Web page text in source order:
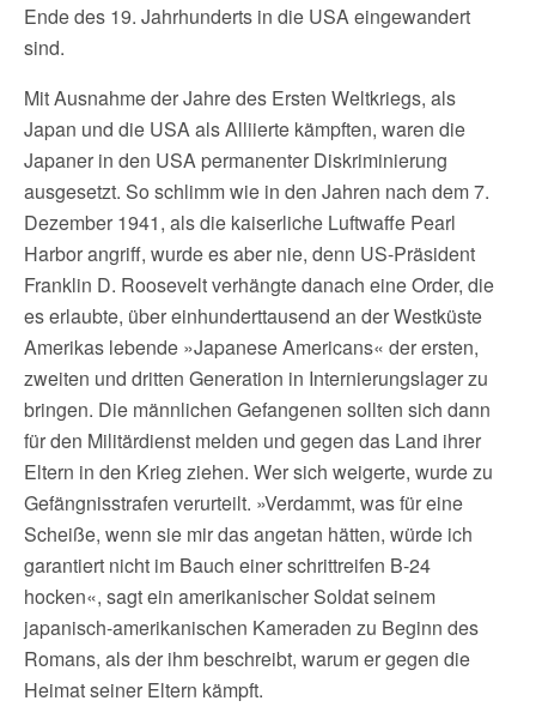
Ende des 19. Jahrhunderts in die USA eingewandert
sind.
Mit Ausnahme der Jahre des Ersten Weltkriegs, als
Japan und die USA als Alliierte kämpften, waren die
Japaner in den USA permanenter Diskriminierung
ausgesetzt. So schlimm wie in den Jahren nach dem 7.
Dezember 1941, als die kaiserliche Luftwaffe Pearl
Harbor angriff, wurde es aber nie, denn US-Präsident
Franklin D. Roosevelt verhängte danach eine Order, die
es erlaubte, über einhunderttausend an der Westküste
Amerikas lebende »Japanese Americans« der ersten,
zweiten und dritten Generation in Internierungslager zu
bringen. Die männlichen Gefangenen sollten sich dann
für den Militärdienst melden und gegen das Land ihrer
Eltern in den Krieg ziehen. Wer sich weigerte, wurde zu
Gefängnisstrafen verurteilt. »Verdammt, was für eine
Scheiße, wenn sie mir das angetan hätten, würde ich
garantiert nicht im Bauch einer schrittreifen B-24
hocken«, sagt ein amerikanischer Soldat seinem
japanisch-amerikanischen Kameraden zu Beginn des
Romans, als der ihm beschreibt, warum er gegen die
Heimat seiner Eltern kämpft.